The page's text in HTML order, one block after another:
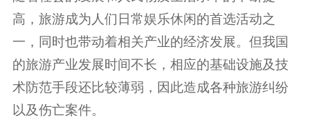
高，旅游成为人们日常娱乐休闲的首选活动之
一，同时也带动着相关产业的经济发展。但我国
的旅游产业发展时间不长，相应的基础设施及技
术防范手段还比较薄弱，因此造成各种旅游纠纷
以及伤亡案件。